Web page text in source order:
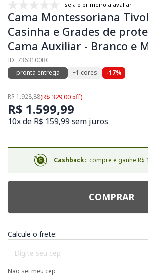
seja o primeiro a avaliar
Cama Montessoriana
Casinha e Grades de
Cama Auxiliar - Branco e
ID: 7363100BC
pronta entrega
+1 cores -17%
R$ 1.928,88(R$ 329,00 off)
R$ 1.599,99
10x de R$ 159,99 sem juros
Cashback: compre e ganhe R$
COMPRAR
Calcule o frete:
Não sei meu cep